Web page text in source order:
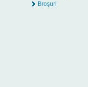
Broşuri